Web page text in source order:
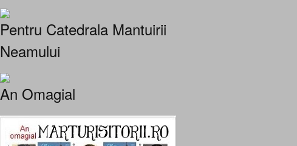
Pentru Catedrala Mantuirii
Neamului
An Omagial